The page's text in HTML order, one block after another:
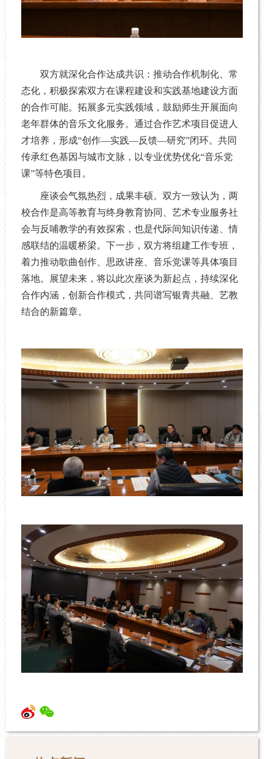
双方就深化合作达成共识：推动合作机制化、常
态化，积极探索双方在课程建设和实践基地建设方面
的合作可能。拓展多元实践领域，鼓励师生开展面向
老年群体的音乐文化服务。通过合作艺术项目促进人
才培养，形成“创作—实践—反馈—研究”闭环。共同
传承红色基因与城市文脉，以专业优势优化“音乐党
课”等特色项目。
座谈会气氛热烈，成果丰硕。双方一致认为，两
校合作是高等教育与终身教育协同、艺术专业服务社
会与反哺教学的有效探索，也是代际间知识传递、情
感联结的温暖桥梁。下一步，双方将组建工作专班，
着力推动歌曲创作、思政讲座、音乐党课等具体项目
落地。展望未来，将以此次座谈为新起点，持续深化
合作内涵，创新合作模式，共同谱写银青共融、艺教
结合的新篇章。